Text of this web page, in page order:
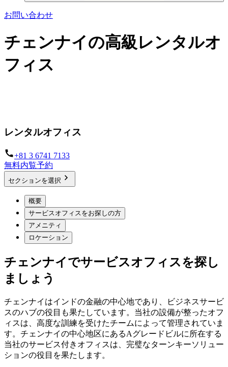
お問い合わせ
チェンナイの高級レンタルオ
フィス
レンタルオフィス
+81 3 6741 7133
無料内覧予約
セクションを選択
概要
サービスオフィスをお探しの方
アメニティ
ロケーション
チェンナイでサービスオフィスを探し
ましょう
チェンナイはインドの金融の中心地であり、ビジネスサービ
スのハブの役目も果たしています。当社の設備が整ったオフ
ィスは、高度な訓練を受けたチームによって管理されていま
す。チェンナイの中心地区にあるAグレードビルに所在する
当社のサービス付きオフィスは、完璧なターンキーソリュー
ションの役目を果たします。